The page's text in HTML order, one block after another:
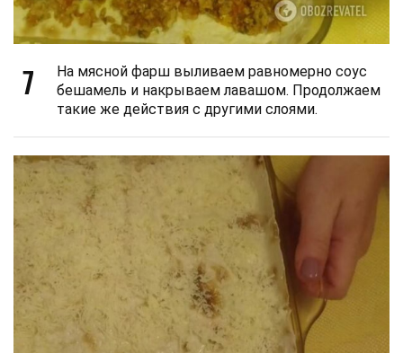
7
На мясной фарш выливаем равномерно соус
бешамель и накрываем лавашом. Продолжаем
такие же действия с другими слоями.